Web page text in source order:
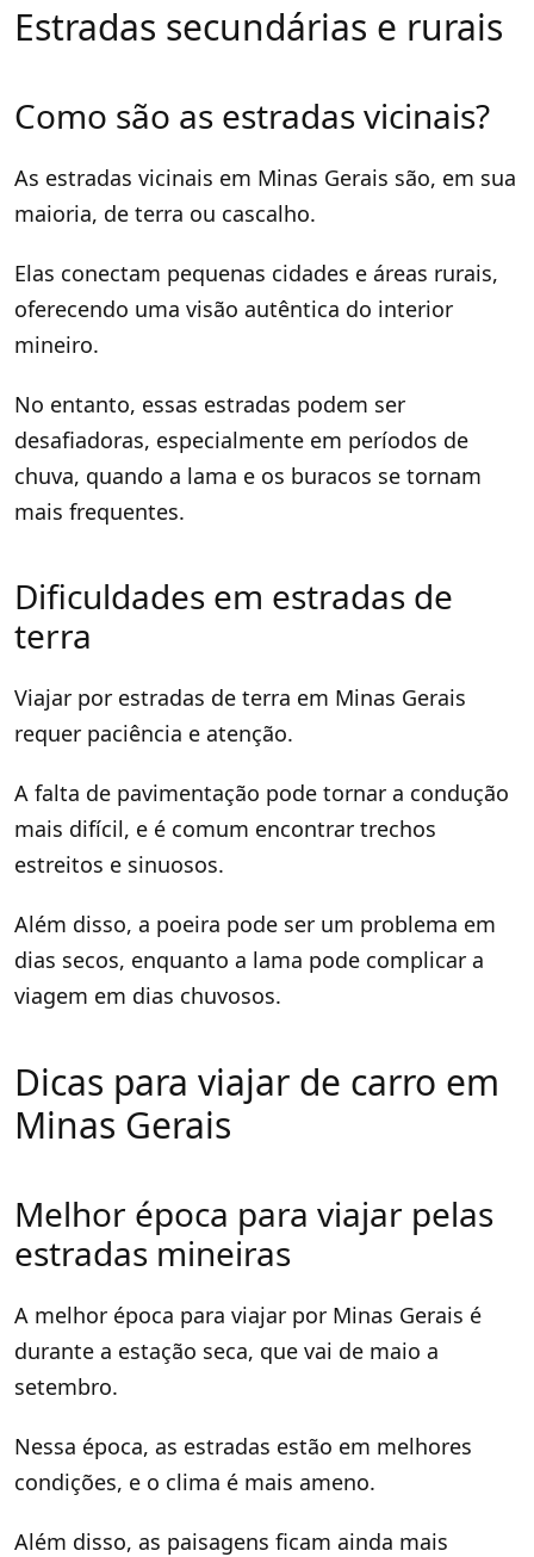
Estradas secundárias e rurais
Como são as estradas vicinais?
As estradas vicinais em Minas Gerais são, em sua
maioria, de terra ou cascalho.
Elas conectam pequenas cidades e áreas rurais,
oferecendo uma visão autêntica do interior
mineiro.
No entanto, essas estradas podem ser
desafiadoras, especialmente em períodos de
chuva, quando a lama e os buracos se tornam
mais frequentes.
Dificuldades em estradas de
terra
Viajar por estradas de terra em Minas Gerais
requer paciência e atenção.
A falta de pavimentação pode tornar a condução
mais difícil, e é comum encontrar trechos
estreitos e sinuosos.
Além disso, a poeira pode ser um problema em
dias secos, enquanto a lama pode complicar a
viagem em dias chuvosos.
Dicas para viajar de carro em
Minas Gerais
Melhor época para viajar pelas
estradas mineiras
A melhor época para viajar por Minas Gerais é
durante a estação seca, que vai de maio a
setembro.
Nessa época, as estradas estão em melhores
condições, e o clima é mais ameno.
Além disso, as paisagens ficam ainda mais